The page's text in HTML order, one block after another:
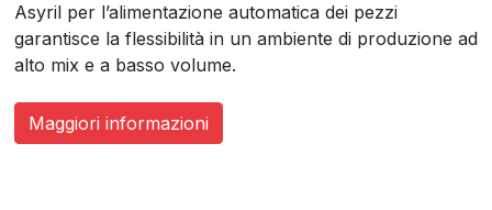
Asyril per l’alimentazione automatica dei pezzi
garantisce la flessibilità in un ambiente di produzione ad
alto mix e a basso volume.
Maggiori informazioni